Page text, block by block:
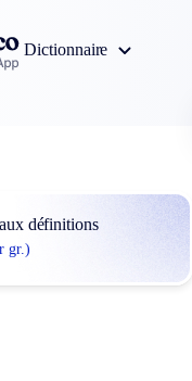
Dictionnaire
définitions
gr.)